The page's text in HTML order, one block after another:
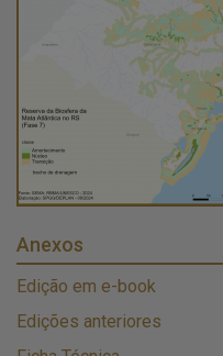
Anexos
Edição em e-book
Edições anteriores